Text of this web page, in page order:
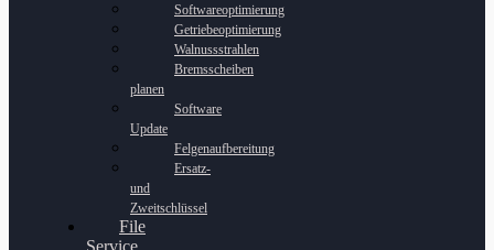
Softwareoptimierung
Getriebeoptimierung
Walnussstrahlen
Bremsscheiben
planen
Software
Update
Felgenaufbereitung
Ersatz-
und
Zweitschlüssel
File
Service